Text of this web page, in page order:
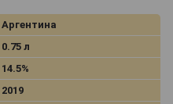
Аргентина
0.75 л
14.5%
2019